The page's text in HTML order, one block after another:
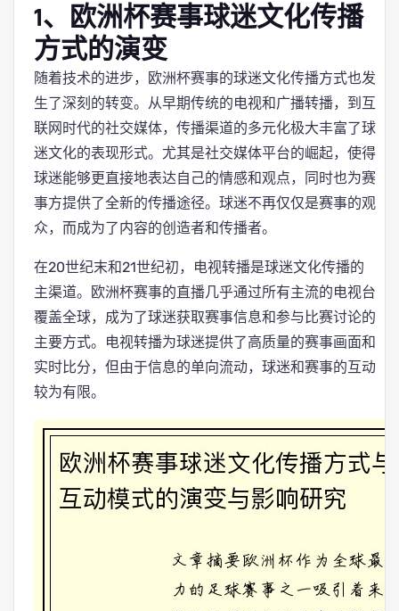
1、欧洲杯赛事球迷文化传播
方式的演变
随着技术的进步，欧洲杯赛事的球迷文化传播方式也发
生了深刻的转变。从早期传统的电视和广播转播，到互
联网时代的社交媒体，传播渠道的多元化极大丰富了球
迷文化的表现形式。尤其是社交媒体平台的崛起，使得
球迷能够更直接地表达自己的情感和观点，同时也为赛
事方提供了全新的传播途径。球迷不再仅仅是赛事的观
众，而成为了内容的创造者和传播者。
在20世纪末和21世纪初，电视转播是球迷文化传播的
主渠道。欧洲杯赛事的直播几乎通过所有主流的电视台
覆盖全球，成为了球迷获取赛事信息和参与比赛讨论的
主要方式。电视转播为球迷提供了高质量的赛事画面和
实时比分，但由于信息的单向流动，球迷和赛事的互动
较为有限。